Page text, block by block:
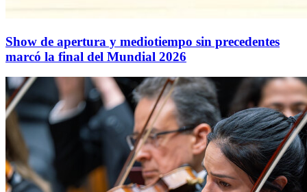
Show de apertura y mediotiempo sin precedentes
marcó la final del Mundial 2026